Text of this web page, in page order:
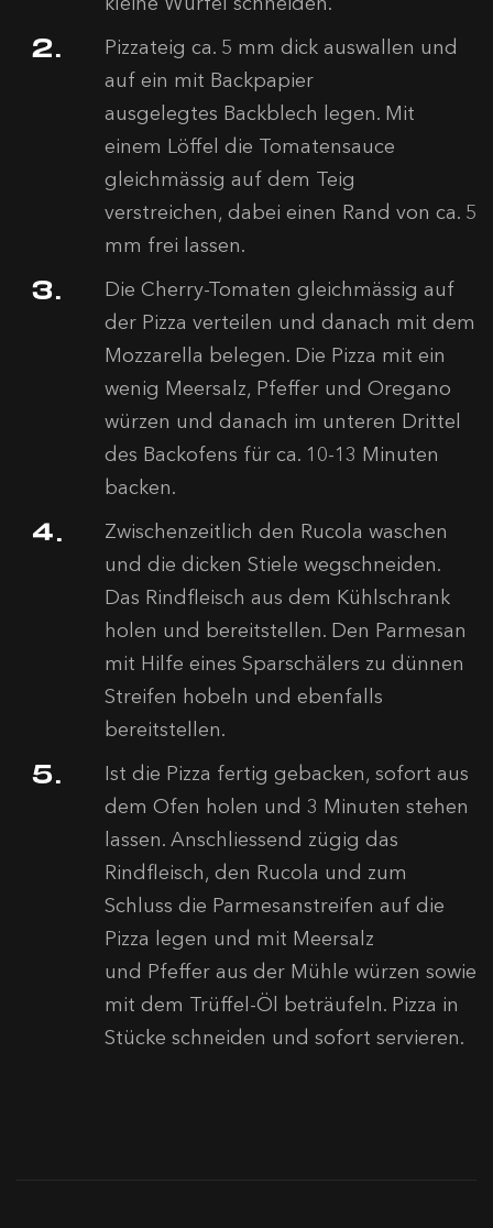
Pizzateig ca. 5 mm dick auswallen und
auf ein mit Backpapier
ausgelegtes Backblech legen. Mit
einem Löffel die Tomatensauce
gleichmässig auf dem Teig
verstreichen, dabei einen Rand von ca. 5
mm frei lassen.
Die Cherry-Tomaten gleichmässig auf
der Pizza verteilen und danach mit dem
Mozzarella belegen. Die Pizza mit ein
wenig Meersalz, Pfeffer und Oregano
würzen und danach im unteren Drittel
des Backofens für ca. 10-13 Minuten
backen.
Zwischenzeitlich den Rucola waschen
und die dicken Stiele wegschneiden.
Das Rindfleisch aus dem Kühlschrank
holen und bereitstellen. Den Parmesan
mit Hilfe eines Sparschälers zu dünnen
Streifen hobeln und ebenfalls
bereitstellen.
Ist die Pizza fertig gebacken, sofort aus
dem Ofen holen und 3 Minuten stehen
lassen. Anschliessend zügig das
Rindfleisch, den Rucola und zum
Schluss die Parmesanstreifen auf die
Pizza legen und mit Meersalz
und Pfeffer aus der Mühle würzen sowie
mit dem Trüffel-Öl beträufeln. Pizza in
Stücke schneiden und sofort servieren.